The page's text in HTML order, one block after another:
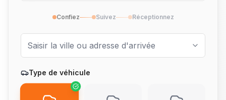
Confiez Suivez Réceptionnez
Type de véhicule